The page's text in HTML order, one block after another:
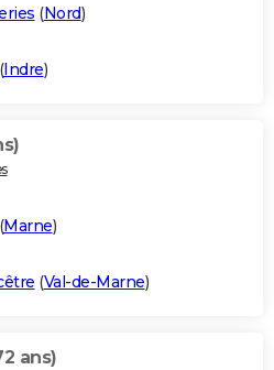
(Nord)
Indre)
(Marne)
(Val-de-Marne)
ans)